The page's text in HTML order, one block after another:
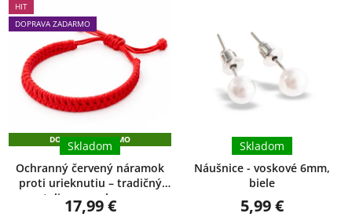
produktu
je
hviezdičiek.
HIT
DOPRAVA ZADARMO
DOPRAVA ZADARMO
Ochranný červený náramok
proti urieknutiu – tradičný
talizman ochrany
Skladom
17,99 €
Náušnice - voskové 6mm,
biele
Skladom
5,99 €